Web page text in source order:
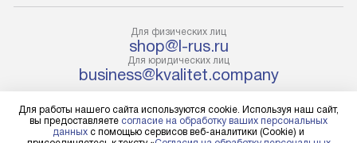
с менеджером. За данную услугу
взимается дополнительная плата.
Учитывайте габариты прибора, если
через дверной проем,
то сотрудники транспортной
и соединение
нишу или на
Для физических лиц
shop@l-rus.ru
Для юридических лиц
business@kvalitet.company
НАПИСАТЬ РУКОВОДСТВУ
Для работы нашего сайта используются cookie. Используя наш сайт,
вы предоставляете согласие на обработку ваших персональных
данных с помощью сервисов веб-аналитики (Cookie) и